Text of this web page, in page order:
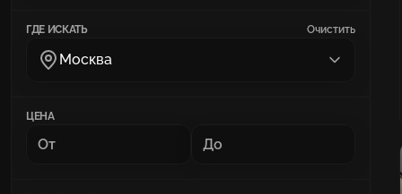
ГДЕ ИСКАТЬ Очистить
Москва
ЦЕНА